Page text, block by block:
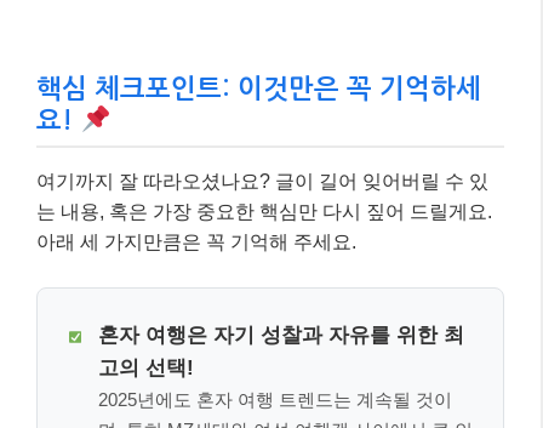
핵심 체크포인트: 이것만은 꼭 기억하세
요!
여기까지 잘 따라오셨나요? 글이 길어 잊어버릴 수 있
는 내용, 혹은 가장 중요한 핵심만 다시 짚어 드릴게요.
아래 세 가지만큼은 꼭 기억해 주세요.
혼자 여행은 자기 성찰과 자유를 위한 최
고의 선택!
2025년에도 혼자 여행 트렌드는 계속될 것이